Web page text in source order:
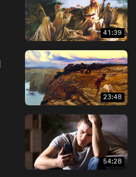
41:39
23:48
54:28